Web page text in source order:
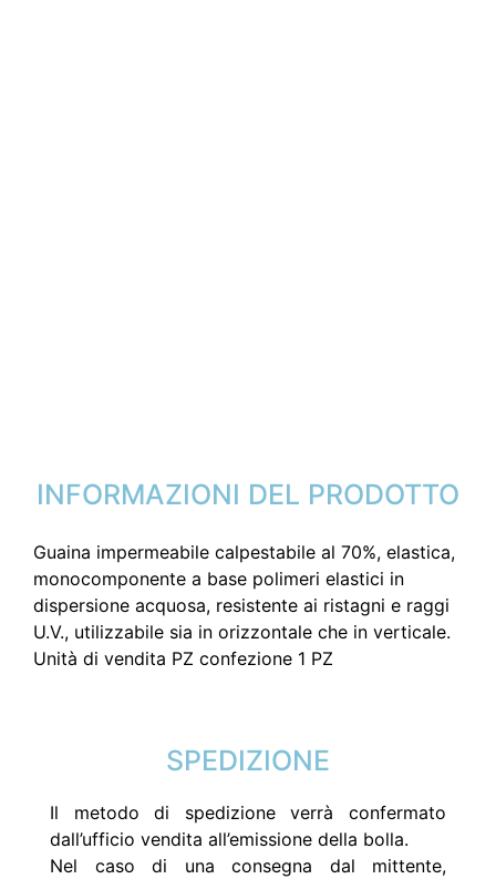
INFORMAZIONI DEL PRODOTTO
Guaina impermeabile calpestabile al 70%, elastica,
monocomponente a base polimeri elastici in
dispersione acquosa, resistente ai ristagni e raggi
U.V., utilizzabile sia in orizzontale che in verticale.
Unità di vendita PZ confezione 1 PZ
SPEDIZIONE
Il metodo di spedizione verrà confermato
dall’ufficio vendita all’emissione della bolla.
Nel caso di una consegna dal mittente,